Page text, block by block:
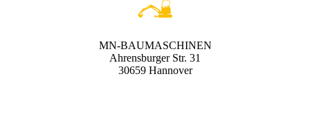
MN-BAUMASCHINEN
Ahrensburger Str. 31
30659 Hannover